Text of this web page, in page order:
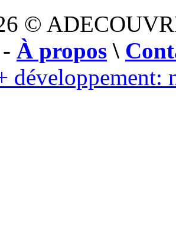
©
À propos \
développement: